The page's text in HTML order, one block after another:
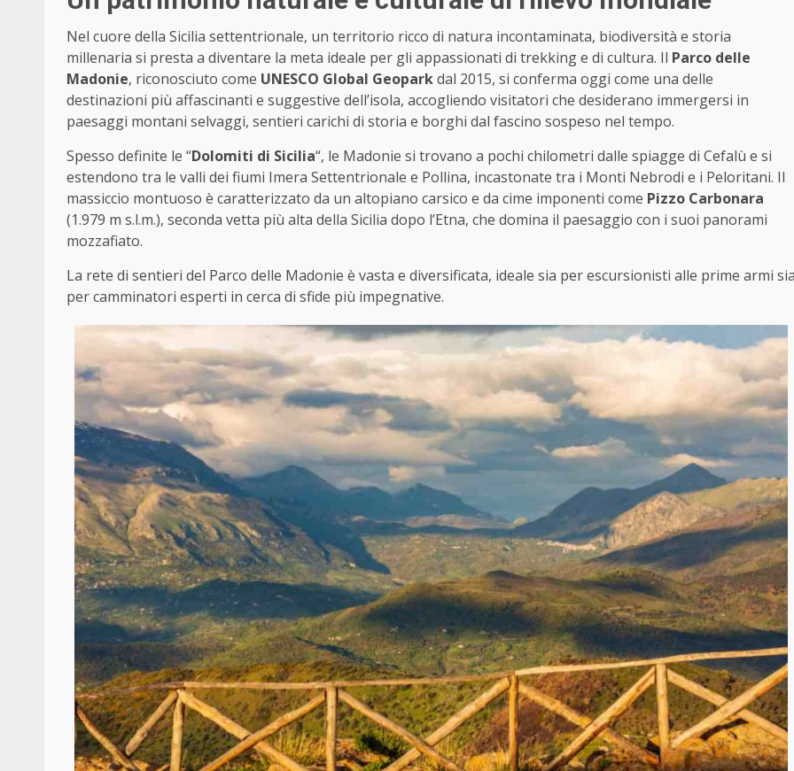
Nel cuore della Sicilia settentrionale, un territorio ricco di natura incontaminata, biodiversità e storia
millenaria si presta a diventare la meta ideale per gli appassionati di trekking e di cultura. Il Parco delle
Madonie, riconosciuto come UNESCO Global Geoparkdal 2015, si conferma oggi come una delle
destinazioni più affascinanti e suggestive dell’isola, accogliendo visitatori che desiderano immergersi in
paesaggi montani selvaggi, sentieri carichi di storia e borghi dal fascino sospeso nel tempo.
Spesso definite le “Dolomiti di Sicilia“, le Madonie si trovano a pochi chilometri dalle spiagge di Cefalù e si
estendono tra le valli dei fiumi Imera Settentrionale e Pollina, incastonate tra i Monti Nebrodi e i Peloritani. Il
massiccio montuoso è caratterizzato da un altopiano carsico e da cime imponenti come Pizzo Carbonara
(1.979 m s.l.m.), seconda vetta più alta della Sicilia dopo l’Etna, che domina il paesaggio con i suoi panorami
mozzafiato.
La rete di sentieri del Parco delle Madonie è vasta e diversificata, ideale sia per escursionisti alle prime armi
per camminatori esperti in cerca di sfide più impegnative.